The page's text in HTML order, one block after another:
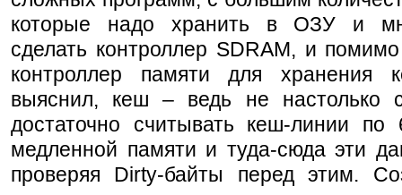
которые надо хранить в ОЗУ и
сделать контроллер SDRAM, и
контроллер памяти для хранения
выяснил, кеш – ведь не настолько
достаточно считывать кеш-линии
медленной памяти и туда-сюда эти
проверяя Dirty-байты перед этим.